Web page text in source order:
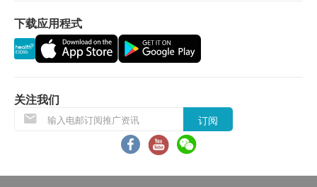
多酚和类黄酮，尤其是抗氧化物前花青素，能强化免
疫系统，抑制癌细胞形成；延缓老化，增强犬只记忆
力、平衡力和协调力；更能巩固牙齿及牙龈，预防蛀
产地
特性及功效
应最少有9个月或以上。
退换条款 ：
有损毁情况，一经确认签收，恕不接受退换。
退换产品必须包装完整，如退换之产品有任何残缺
或过期退回，供应商有权不受理。
如有其他损坏或遗漏查询，顾客必须保留有效收据
正本，并于送货后3个工作天内按下列方式联络健
下载应用程式
关注我们
订阅